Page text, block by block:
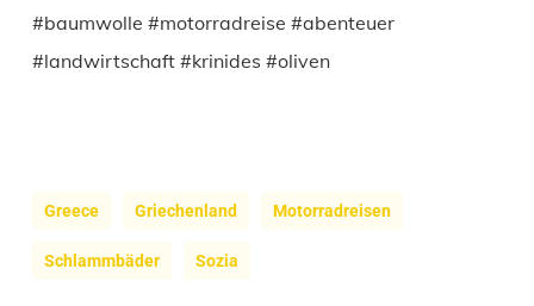
#baumwolle #motorradreise #abenteuer
#landwirtschaft #krinides #oliven
Greece Griechenland Motorradreisen
Schlammbäder Sozia